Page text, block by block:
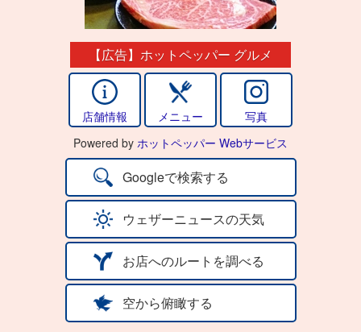
【広告】ホットペッパー グルメ
店舗情報 メニュー
写真
Powered by ホットペッパー Webサービス
Googleで検索する
ウェザーニュースの天気
お店へのルートを調べる
空から俯瞰する